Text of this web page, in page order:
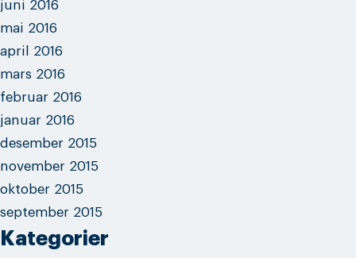
juni 2016
mai 2016
april 2016
mars 2016
februar 2016
januar 2016
desember 2015
november 2015
oktober 2015
september 2015
Kategorier